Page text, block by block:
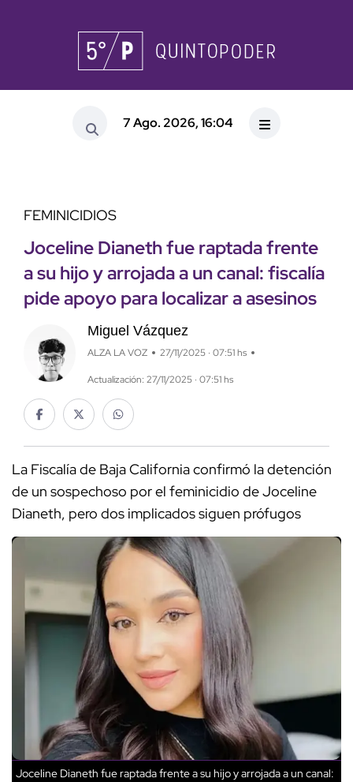
7 Ago. 2026, 16:04
FEMINICIDIOS
Joceline Dianeth fue raptada frente
a su hijo y arrojada a un canal: fiscalía
pide apoyo para localizar a asesinos
Miguel Vázquez
ALZA LA VOZ 27/11/2025 · 07:51 hs
Actualización: 27/11/2025 · 07:51 hs
La Fiscalía de Baja California confirmó la detención
de un sospechoso por el feminicidio de Joceline
Dianeth, pero dos implicados siguen prófugos
Joceline Dianeth fue raptada frente a su hijo y arrojada a un canal: